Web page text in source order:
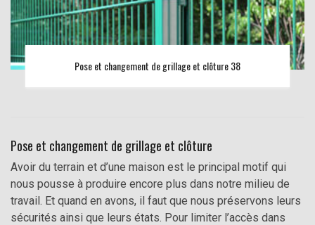
Pose et changement de grillage et clôture 38
Pose et changement de grillage et clôture
Avoir du terrain et d’une maison est le principal motif qui
nous pousse à produire encore plus dans notre milieu de
travail. Et quand en avons, il faut que nous préservons leurs
sécurités ainsi que leurs états. Pour limiter l’accès dans